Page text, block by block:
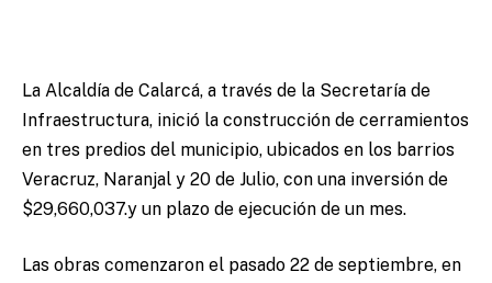
La Alcaldía de Calarcá, a través de la Secretaría de
Infraestructura, inició la construcción de cerramientos
en tres predios del municipio, ubicados en los barrios
Veracruz, Naranjal y 20 de Julio, con una inversión de
$29,660,037.y un plazo de ejecución de un mes.
Las obras comenzaron el pasado 22 de septiembre, en